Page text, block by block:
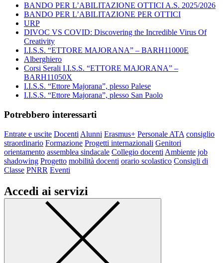
BANDO PER L’ABILITAZIONE OTTICI A.S. 2025/2026
BANDO PER L’ABILITAZIONE PER OTTICI
URP
DIVOC VS COVID: Discovering the Incredible Virus Of
Creativity
I.I.S.S. “ETTORE MAJORANA” – BARH11000E
Alberghiero
Corsi Serali I.I.S.S. “ETTORE MAJORANA” –
BARH11050X
I.I.S.S. “Ettore Majorana”, plesso Palese
I.I.S.S. “Ettore Majorana”, plesso San Paolo
Potrebbero interessarti
Entrate e uscite Docenti Alunni Erasmus+ Personale ATA consiglio
straordinario Formazione Progetti internazionali Genitori
orientamento assemblea sindacale Collegio docenti Ambiente job
shadowing Progetto mobilità docenti orario scolastico Consigli di
Classe PNRR Eventi
Accedi ai servizi